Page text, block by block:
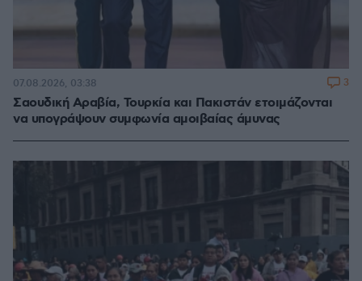
Σαουδική Αραβία, Τουρκία και Πακιστάν ετοιμάζονται
να υπογράψουν συμφωνία αμοιβαίας άμυνας
07.08.2026, 03:38 3